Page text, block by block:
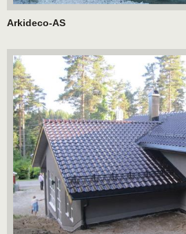
Arkideco-AS